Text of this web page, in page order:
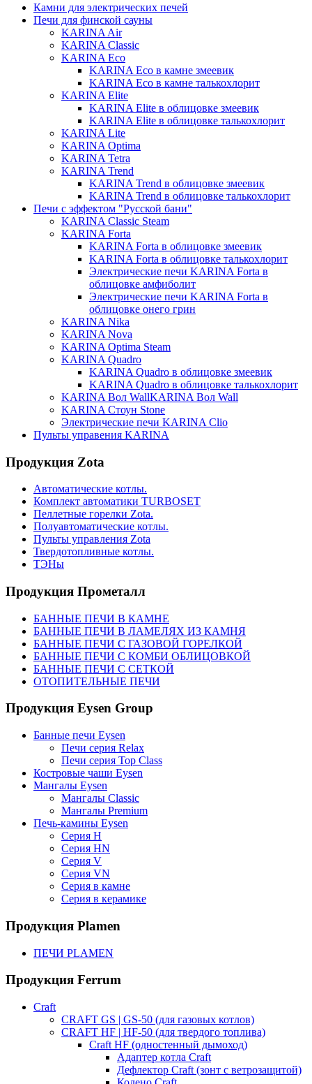
Камни для электрических печей
Печи для финской сауны
KARINA Air
KARINA Classic
KARINA Eco
KARINA Eco в камне змеевик
KARINA Eco в камне талькохлорит
KARINA Elite
KARINA Elite в облицовке змеевик
KARINA Elite в облицовке талькохлорит
KARINA Lite
KARINA Optima
KARINA Tetra
KARINA Trend
KARINA Trend в облицовке змеевик
KARINA Trend в облицовке талькохлорит
Печи с эффектом "Русской бани"
KARINA Classic Steam
KARINA Forta
KARINA Forta в облицовке змеевик
KARINA Forta в облицовке талькохлорит
Электрические печи KARINA Forta в
облицовке амфиболит
Электрические печи KARINA Forta в
облицовке онего грин
KARINA Nika
KARINA Nova
KARINA Optima Steam
KARINA Quadro
KARINA Quadro в облицовке змеевик
KARINA Quadro в облицовке талькохлорит
KARINA Вол WallKARINA Вол Wall
KARINA Стоун Stone
Электрические печи KARINA Clio
Пульты управения KARINA
Продукция Zota
Автоматические котлы.
Комплект автоматики TURBOSET
Пеллетные горелки Zota.
Полуавтоматические котлы.
Пульты управления Zota
Твердотопливные котлы.
ТЭНы
Продукция Прометалл
БАННЫЕ ПЕЧИ В КАМНЕ
БАННЫЕ ПЕЧИ В ЛАМЕЛЯХ ИЗ КАМНЯ
БАННЫЕ ПЕЧИ С ГАЗОВОЙ ГОРЕЛКОЙ
БАННЫЕ ПЕЧИ С КОМБИ ОБЛИЦОВКОЙ
БАННЫЕ ПЕЧИ С СЕТКОЙ
ОТОПИТЕЛЬНЫЕ ПЕЧИ
Продукция Eysen Group
Банные печи Eysen
Печи серия Relax
Печи серия Top Class
Костровые чаши Eysen
Мангалы Eysen
Мангалы Classic
Мангалы Premium
Печь-камины Eysen
Серия H
Серия HN
Серия V
Серия VN
Серия в камне
Серия в керамике
Продукция Plamen
ПЕЧИ PLAMEN
Продукция Ferrum
Craft
CRAFT GS | GS-50 (для газовых котлов)
CRAFT HF | HF-50 (для твердого топлива)
Craft HF (одностенный дымоход)
Адаптер котла Craft
Дефлектор Craft (зонт с ветрозащитой)